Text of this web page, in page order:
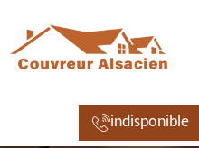
indisponible